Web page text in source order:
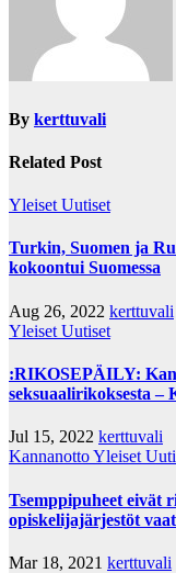
By kerttuvali
Related Post
Yleiset Uutiset
Turkin, Suomen ja
kokoontui Suomessa
Aug 26, 2022 kerttuvali
Yleiset Uutiset
:RIKOSEPÄILY:
seksuaalirikoksesta –
Jul 15, 2022 kerttuvali
KannanottoYleiset
Tsemppipuheet eivät
opiskelijajärjestöt
Mar 18, 2021 kerttuvali